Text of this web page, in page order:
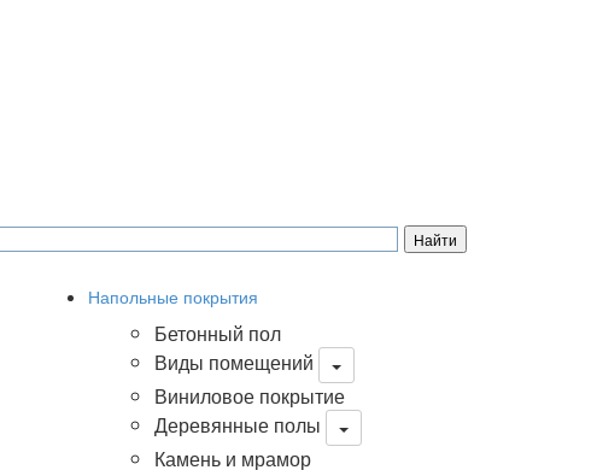
Напольные покрытия
Бетонный пол
Виды помещений
Виниловое покрытие
Деревянные полы
Камень и мрамор